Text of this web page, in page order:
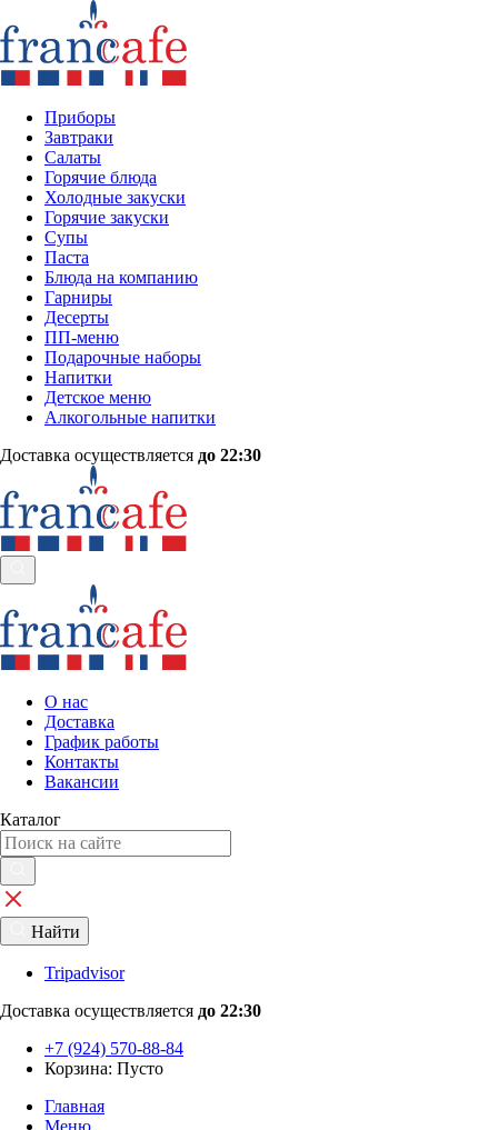
Приборы
Завтраки
Салаты
Горячие блюда
Холодные закуски
Горячие закуски
Супы
Паста
Блюда на компанию
Гарниры
Десерты
ПП-меню
Подарочные наборы
Напитки
Детское меню
Алкогольные напитки
Доставка осуществляется до 22:30
О нас
Доставка
График работы
Контакты
Вакансии
Каталог
Найти
Tripadvisor
Доставка осуществляется до 22:30
+7 (924) 570-88-84
Корзина: Пусто
Главная
Меню